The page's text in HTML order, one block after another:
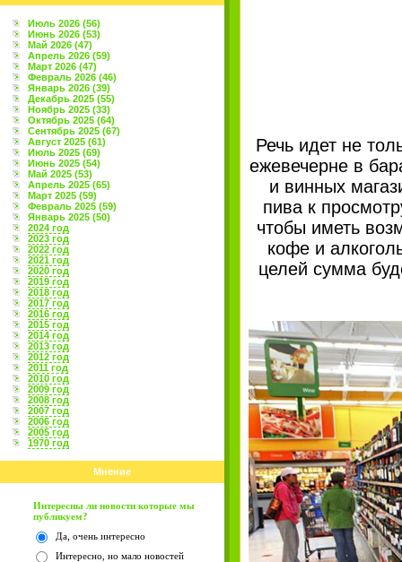
Июль 2026 (56)
Июнь 2026 (53)
Май 2026 (47)
Апрель 2026 (59)
Март 2026 (47)
Февраль 2026 (46)
Январь 2026 (39)
Декабрь 2025 (55)
Ноябрь 2025 (33)
Октябрь 2025 (64)
Сентябрь 2025 (67)
Август 2025 (61)
Июль 2025 (69)
Июнь 2025 (54)
Май 2025 (53)
Апрель 2025 (65)
Март 2025 (59)
Февраль 2025 (59)
Январь 2025 (50)
2024 год
2023 год
2022 год
2021 год
2020 год
2019 год
2018 год
2017 год
2016 год
2015 год
2014 год
2013 год
2012 год
2011 год
2010 год
2009 год
2008 год
2007 год
2006 год
2005 год
1970 год
Мнение
Интересны ли новости которые мы
публикуем?
Да, очень интересно
Интересно, но мало новостей
Речь идет не
ежевечерне в
и винных
пива к
чтобы иметь
кофе и
целей сумма